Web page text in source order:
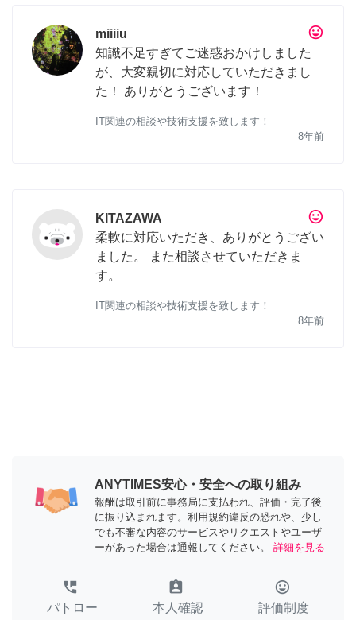
tag_faces
miiiiu
知識不足すぎてご迷惑おかけしました
が、大変親切に対応していただきまし
た！ ありがとうございます！
IT関連の相談や技術支援を致します！
8年前
tag_faces
KITAZAWA
柔軟に対応いただき、ありがとうござい
ました。 また相談させていただきま
す。
IT関連の相談や技術支援を致します！
8年前
ANYTIMES安心・安全への取り組み
報酬は取引前に事務局に支払われ、評価・完了後
に振り込まれます。利用規約違反の恐れや、少し
でも不審な内容のサービスやリクエストやユーザ
ーがあった場合は通報してください。
詳細を見る
perm_phone_msg
パトロー
assignment_ind
本人確認
tag_faces
評価制度